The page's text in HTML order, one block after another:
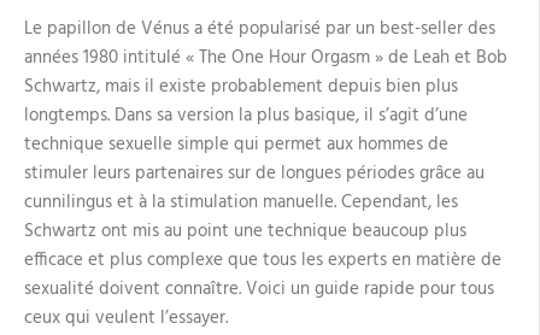
de
Vénus
?
Le papillon de Vénus a été popularisé par un best-seller des
années 1980 intitulé « The One Hour Orgasm » de Leah et Bob
Schwartz, mais il existe probablement depuis bien plus
longtemps. Dans sa version la plus basique, il s’agit d’une
technique sexuelle simple qui permet aux hommes de
stimuler leurs partenaires sur de longues périodes grâce au
cunnilingus et à la stimulation manuelle. Cependant, les
Schwartz ont mis au point une technique beaucoup plus
efficace et plus complexe que tous les experts en matière de
sexualité doivent connaître. Voici un guide rapide pour tous
ceux qui veulent l’essayer.